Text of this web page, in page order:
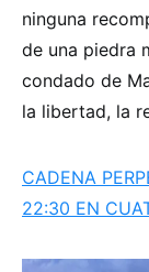
ninguna
de una piedra
condado de
la libertad, la
CADENA
22:30 EN